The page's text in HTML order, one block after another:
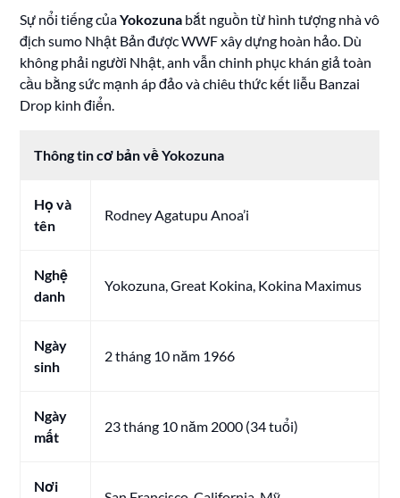
Sự nổi tiếng củaYokozuna bắt nguồn từ hình tượng nhà vô
địch sumo Nhật Bản được WWF xây dựng hoàn hảo. Dù
không phải người Nhật, anh vẫn chinh phục khán giả toàn
cầu bằng sức mạnh áp đảo và chiêu thức kết liễu Banzai
Drop kinh điển.
Thông tin cơ bản về Yokozuna
Họ và
tên
Rodney Agatupu Anoa’i
Nghệ
danh
Yokozuna, Great Kokina, Kokina Maximus
Ngày
sinh
2 tháng 10 năm 1966
Ngày
mất
23 tháng 10 năm 2000 (34 tuổi)
Nơi